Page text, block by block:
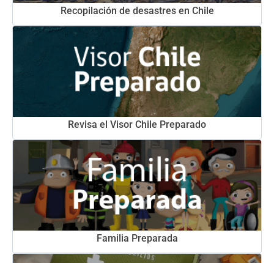
Recopilación de desastres en Chile
Revisa el Visor Chile Preparado
Familia Preparada